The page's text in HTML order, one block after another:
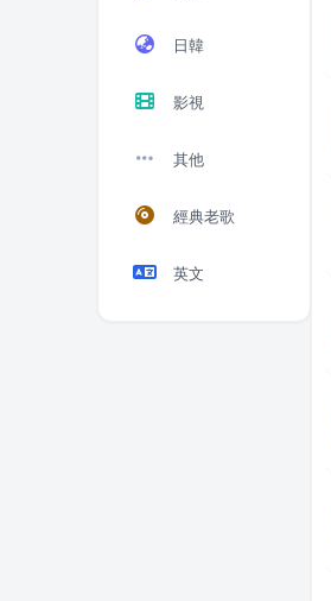
日韓
影視
其他
經典老歌
英文